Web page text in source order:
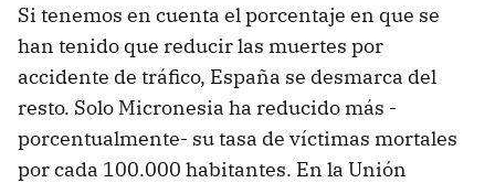
Si tenemos en cuenta el porcentaje en que se
han tenido que reducir las muertes por
accidente de tráfico, España se desmarca del
resto. Solo Micronesia ha reducido más -
porcentualmente- su tasa de víctimas mortales
por cada 100.000 habitantes. En la Unión